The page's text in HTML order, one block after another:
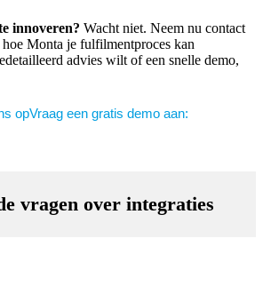
innoveren? Wacht niet. Neem nu contact
Monta je fulfilmentproces kan
advies wilt of een snelle demo,
opVraag een gratis demo aan:
vragen over integraties